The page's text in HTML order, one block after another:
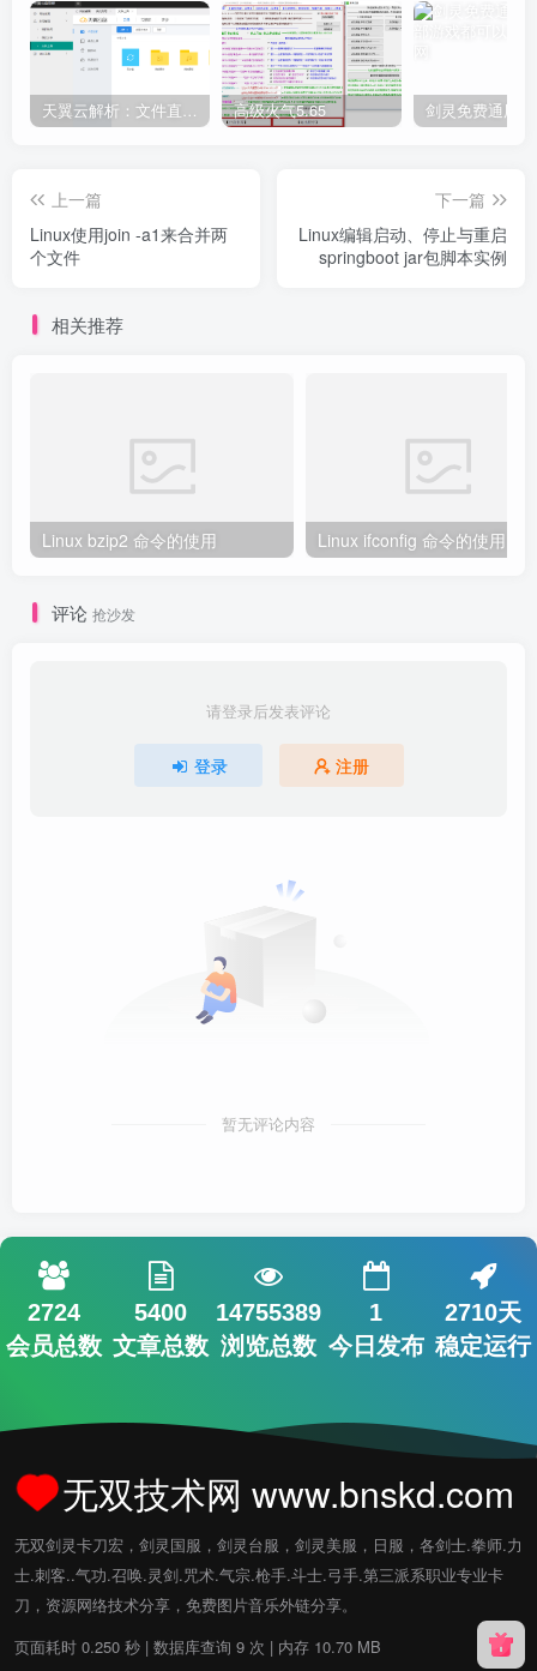
天翼云解析：文件直链获取源码 高级火气5.65
上一篇
Linux使用join -a1来合并两
个文件
下一篇
Linux编辑启动、停止与重启
springboot jar包脚本实例
相关推荐
Linux bzip2 命令的使用 Linux ifconfig 命令的使用
评论 抢沙发
请登录后发表评论
登录 注册
暂无评论内容
2724
会员总数
5400
文章总数
14755389
浏览总数
1
今日发布
2710天
稳定运行
无双技术网 www.bnskd.com
无双剑灵卡刀宏，剑灵国服，剑灵台服，剑灵美服，日服，各剑士.拳师.力
士.刺客..气功.召唤.灵剑.咒术.气宗.枪手.斗士.弓手.第三派系职业专业卡
刀，资源网络技术分享，免费图片音乐外链分享。
页面耗时 0.250 秒 | 数据库查询 9 次 | 内存 10.70 MB